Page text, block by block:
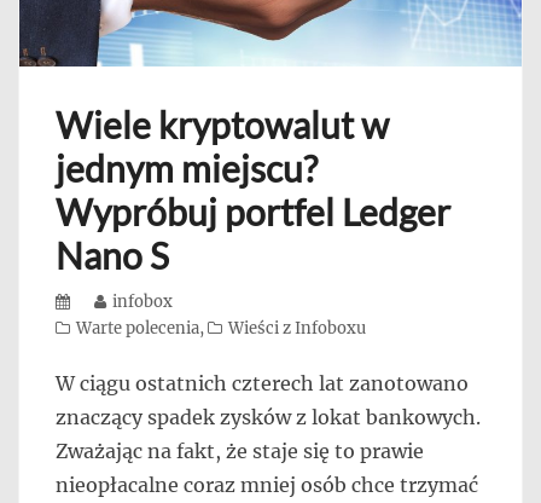
Wiele kryptowalut w
jednym miejscu?
Wypróbuj portfel Ledger
Nano S
Posted
on
Author
infobox
Categories
Warte polecenia, Wieści z Infoboxu
W ciągu ostatnich czterech lat zanotowano
znaczący spadek zysków z lokat bankowych.
Zważając na fakt, że staje się to prawie
nieopłacalne coraz mniej osób chce trzymać